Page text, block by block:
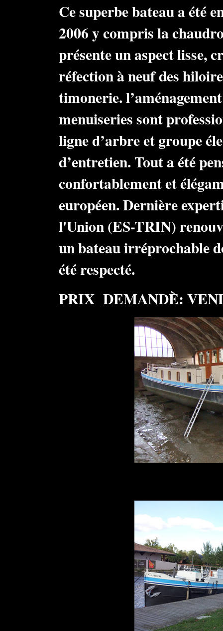
Ce superbe bateau a été
2006 y compris la
présente un aspect lisse,
réfection à neuf des
timonerie.
menuiseries sont
ligne d’arbre et groupe
d’entretien. Tout a été
confortablement et
européen. Dernière
l'Union (ES-TRIN)
un bateau irréprochable
été respecté.
PRIX DEMANDÈ: